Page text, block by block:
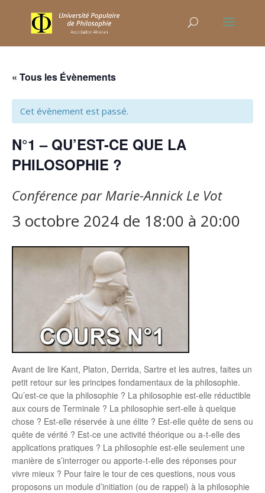
« Tous les Évènements
Cet évènement est passé.
N°1 – QU’EST-CE QUE LA
PHILOSOPHIE ?
Conférence par Marie-Annick Le Vot
3 octobre 2024 de 18:00 à 20:00
Avant de lire Kant, Platon, Derrida, Sartre et les autres, faites un
petit retour sur les principes fondamentaux de la philosophie.
Qu’est-ce que la philosophie ? La philosophie est-elle réductible
aux cours de Terminale ? La philosophie sert-elle à quelque
chose ? Est-elle réservée à une élite ? Est-elle quête de sens ou
quête de vérité ? Est-ce une activité théorique ou a-t-elle des
applications pratiques ? La philosophie est-elle seulement une
manière de s’interroger ou apporte-t-elle des réponses pour
vivre mieux ? Pour faire le tour de ces questions, nous vous
proposons un module d’initiation (ou de rappel) à la philosophie